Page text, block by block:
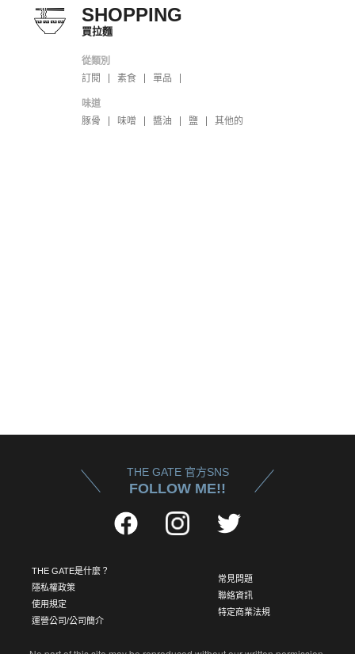
SHOPPING
買拉麵
從類別
訂閱
素食 單品
味道
豚骨
味噌 醬油 鹽 其他的
THE GATE 官方SNS
FOLLOW ME!!
THE GATE是什麼？
隱私權政策
使用規定
運營公司/公司簡介
常見問題
聯絡資訊
特定商業法規